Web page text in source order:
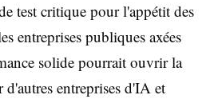
test critique pour l'appétit des
entreprises publiques axées
solide pourrait ouvrir la
entreprises d'IA et